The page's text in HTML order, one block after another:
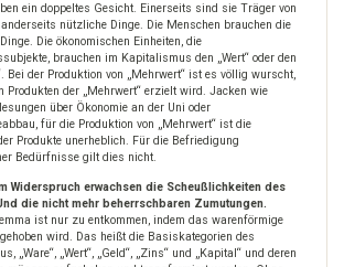
ein doppeltes Gesicht. Einerseits sind sie Träger von
anderseits nützliche Dinge. Die Menschen brauchen die
Die ökonomischen Einheiten, die
brauchen im Kapitalismus den „Wert“ oder den
Bei der Produktion von „Mehrwert“ ist es völlig wurscht,
Produkten der „Mehrwert“ erzielt wird. Jacken wie
über Ökonomie an der Uni oder
für die Produktion von „Mehrwert“ ist die
Produkte unerheblich. Für die Befriedigung
Bedürfnisse gilt dies nicht.
Widerspruch erwachsen die Scheußlichkeiten des
die nicht mehr beherrschbaren Zumutungen.
ist nur zu entkommen, indem das warenförmige
wird. Das heißt die Basiskategorien des
„Ware“, „Wert“, „Geld“, „Zins“ und „Kapital“ und deren